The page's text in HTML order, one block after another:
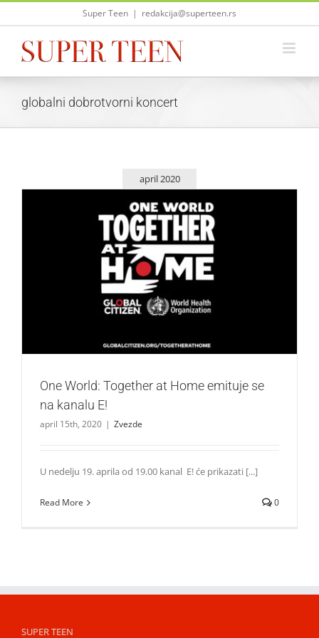
Skip
Super Teen | redakcija@superteen.rs
globalni dobrotvorni koncert
april 2020
One World: Together at Home emituje se na kanalu E!
Zvezde
One World: Together at Home emituje se
na kanalu E!
april 15th, 2020 | Zvezde
U nedelju 19. aprila od 19.00 kanal E! će prikazati [...]
Read More 0
SUPER TEEN